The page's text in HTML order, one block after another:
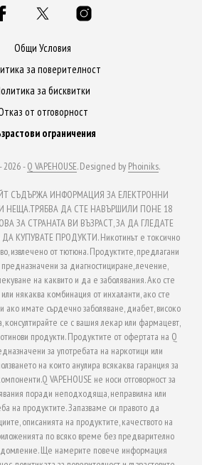
Общи Условия
за поверителност
за бисквитки
от отговорност
ограничения
2026 -Q VAPEHOUSE. Designed by Phoiniks.
СЪДЪРЖА ИНФОРМАЦИЯ ЗА ЕЛЕКТРОННИ
НЕЩА.ТРЯБВА ДА СТЕ НАВЪРШИЛИ ПОНЕ 18
ЗА СТРАНАТА ВИ ВЪЗРАСТ, ЗА ДА ГЛЕДАТЕ
КУПУВАТЕ ПРОДУКТИ. Никотинът е токсично
извлечено от тютюна. Продуктите, предлагани
предназначени за диагностициране, лечение,
на каквито и да е заболявания. Ако сте
някаква комбинация от инхаланти, ако сте
ако имате сърдечно заболяване, диабет, високо
консултирайте се с вашия лекар или фармацевт,
продукти. Продуктите от офертата на Q
за употребата на наркотици или
на които анулира всякаква гаранция за
VAPEHOUSE не носи отговорност за
поради неподходяща, неправилна или
на продуктите. Запазваме си правото да
описанията на продуктите, качеството на
по всяко време без предварително
Ще намерите повече информация